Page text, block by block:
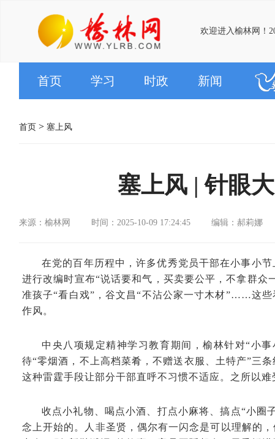
欢迎进入榆林网！
首页 学习 时政 新闻
首页 > 塞上风
塞上风 | 针眼
来源：榆林网 时间：2025-10-09 17:24:45 编辑：郝莉娜
在党的百年历程中，许多优秀党员干部在小事小
进行改编时宣布“说话要和气，买卖要公平，不拿群众
准孩子“看白戏”，谷文昌“不沾公家一寸木材”……这
作风。
中央八项规定精神学习教育期间，榆林针对“小
待“零烟酒，不上高档菜肴，不赠送衣服、土特产”三
这种雷霆手段让部分干部直呼不习惯不适应。之所以
收点小礼物、喝点小酒、打点小麻将、搞点“小圈
念上开始的。人非圣贤，偶尔有一闪念是可以理解的